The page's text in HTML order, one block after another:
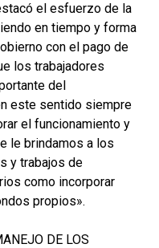
el esfuerzo de la
en tiempo y forma
con el pago de
los trabajadores
del
este sentido siempre
el funcionamiento y
le brindamos a los
y trabajos de
como incorporar
propios».
DE LOS